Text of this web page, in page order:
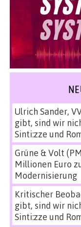
Ulrich Sander,
gibt, sind wir
Sinti:zze und
Grüne & Volt
Millionen Euro
Modernisierung
Kritischer
gibt, sind wir
Sinti:zze und